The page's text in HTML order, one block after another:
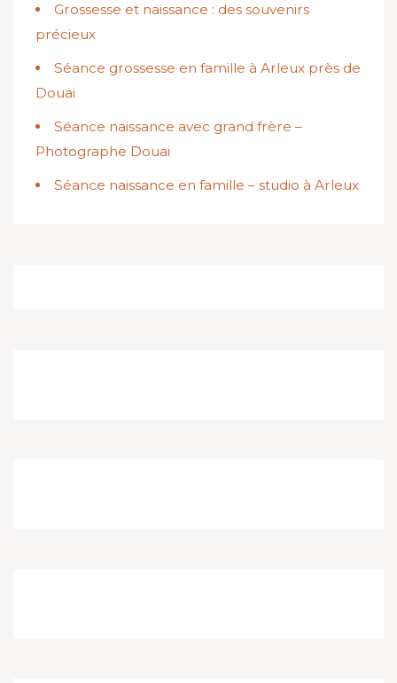
Grossesse et naissance : des souvenirs
précieux
Séance grossesse en famille à Arleux près de
Douai
Séance naissance avec grand frère –
Photographe Douai
Séance naissance en famille – studio à Arleux